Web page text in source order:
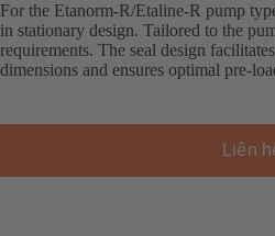
For the Etanorm-R/Etaline-R pump
in stationary design. Tailored to the
requirements. The seal design
dimensions and ensures optimal pre-
Liên